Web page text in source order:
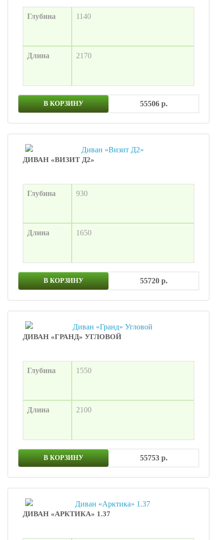
Глубина 1140
Длина 2170
В КОРЗИНУ 55506 р.
ДИВАН «ВИЗИТ Д2»
Глубина 930
Длина 1650
В КОРЗИНУ 55720 р.
ДИВАН «ГРАНД» УГЛОВОЙ
Глубина 1550
Длина 2100
В КОРЗИНУ 55753 р.
ДИВАН «АРКТИКА» 1.37